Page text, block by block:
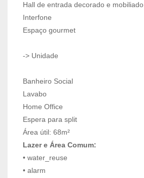
Hall de entrada decorado e mobiliado
Interfone
Espaço gourmet
-> Unidade
Banheiro Social
Lavabo
Home Office
Espera para split
Área útil: 68m²
Lazer e Área Comum:
• water_reuse
• alarm